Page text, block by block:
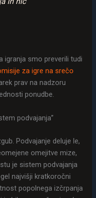
igranja smo preverili tudi
za igre na srečo
prav na nadzoru
ponudbe.
podvajanja”
Podvajanje deluje le,
omejitve mize,
je sistem podvajanja
najvišji kratkoročni
popolnega izčrpanja